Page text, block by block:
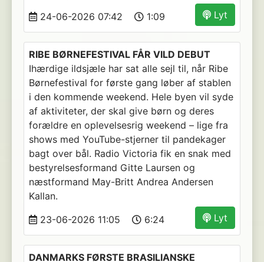
Lyt
24-06-2026 07:42 1:09
RIBE BØRNEFESTIVAL FÅR VILD DEBUT
Ihærdige ildsjæle har sat alle sejl til, når Ribe
Børnefestival for første gang løber af stablen
i den kommende weekend. Hele byen vil syde
af aktiviteter, der skal give børn og deres
forældre en oplevelsesrig weekend – lige fra
shows med YouTube-stjerner til pandekager
bagt over bål. Radio Victoria fik en snak med
bestyrelsesformand Gitte Laursen og
næstformand May-Britt Andrea Andersen
Kallan.
Lyt
23-06-2026 11:05 6:24
DANMARKS FØRSTE BRASILIANSKE